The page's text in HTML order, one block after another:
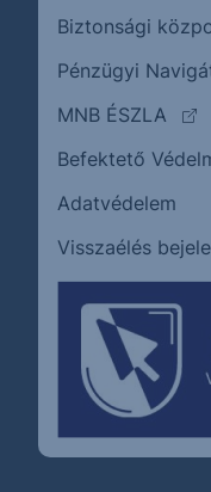
Biztonsági
Pénzügyi
MNB ÉSZLA
Befektető
Adatvédelem
Visszaélés